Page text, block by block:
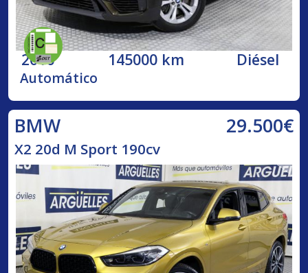
2016 145000 km Diésel
Automático
BMW 29.500€
X2 20d M Sport 190cv